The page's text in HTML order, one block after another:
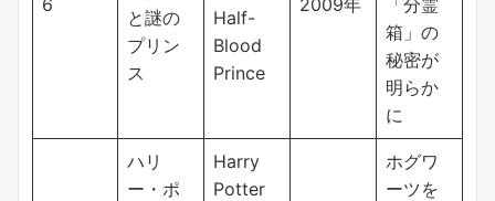
と謎の
プリン
ス
Half-
Blood
Prince
箱」の
秘密が
明らか
に
ハリ
ー・ポ
Harry
Potter
ホグワ
ーツを